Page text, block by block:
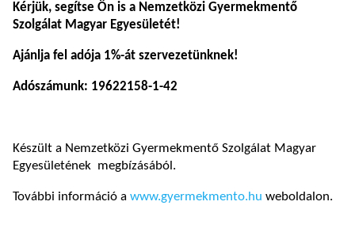
Kérjük, segítse Ön is a Nemzetközi Gyermekmentő
Szolgálat Magyar Egyesületét!
Ajánlja fel adója 1%-át szervezetünknek!
Adószámunk: 19622158-1-42
Készült a Nemzetközi Gyermekmentő Szolgálat Magyar
Egyesületének megbízásából.
További információ a www.gyermekmento.hu weboldalon.